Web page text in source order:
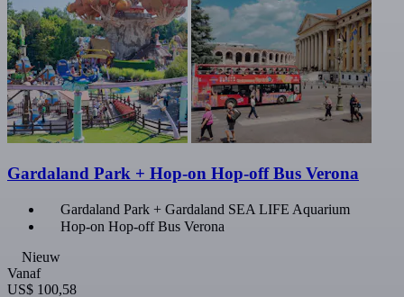
Gardaland Park + Hop-on Hop-off Bus Verona
Gardaland Park + Gardaland SEA LIFE Aquarium
Hop-on Hop-off Bus Verona
Nieuw
Vanaf
US$ 100,58